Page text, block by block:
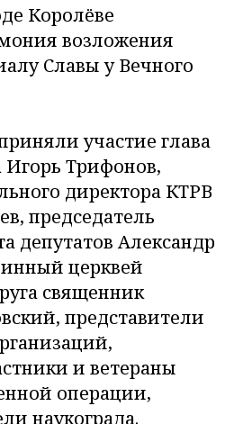
Королёве
возложения
Славы у Вечного
участие глава
Игорь Трифонов,
директора КТРВ
председатель
депутатов Александр
церквей
священник
представители
и ветераны
операции,
наукограда.